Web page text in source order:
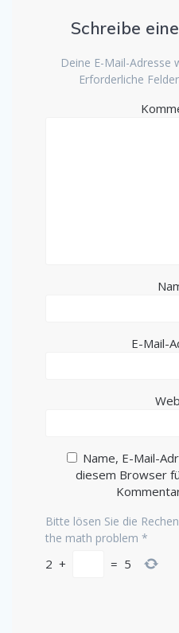
Schreibe
Deine E-Mail-Adresse
Erforderliche
E-Mail-
Name, E-Mail-
diesem Browser
Bitte lösen Sie die
the math problem *
2 + = 5